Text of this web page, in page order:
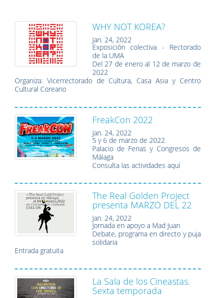
WHY NOT KOREA?
Jan. 24, 2022
Exposición colectiva - Rectorado
de la UMA
Del 27 de enero al 12 de marzo de
2022
Organiza: Vicerrectorado de Cultura, Casa Asia y Centro
Cultural Coreano
FreakCon 2022
Jan. 24, 2022
5 y 6 de marzo de 2022
Palacio de Ferias y Congresos de
Málaga
Consulta las actividades aquí
The Real Golden Project
presenta MARZO DEL 22
Jan. 24, 2022
Jornada en apoyo a Mad Juan
Debate, programa en directo y puja
solidaria
Entrada gratuita
La Sala de los Cineastas.
Sexta temporada